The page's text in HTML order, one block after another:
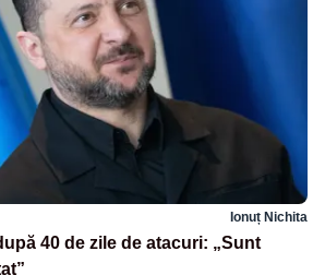
Ionuț Nichita
40 de zile de atacuri: „Sunt